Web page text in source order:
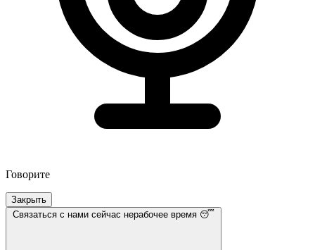
Говорите
Закрыть
Связаться с нами сейчас нерабочее время 😴